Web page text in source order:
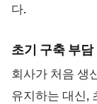
다.
초기 구축 부담
회사가 처음 생
유지하는 대신,